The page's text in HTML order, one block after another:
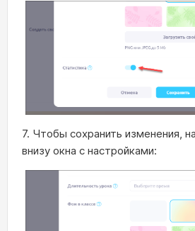
7. Чтобы сохранить изменения,
внизу окна с настройками: